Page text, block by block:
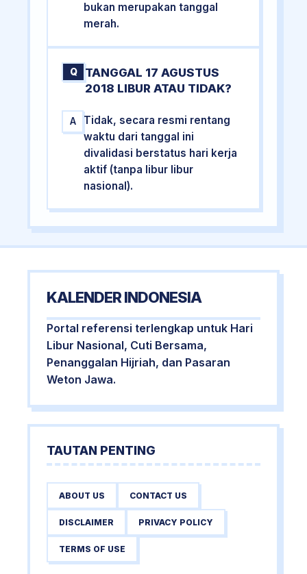
bukan merupakan tanggal
merah.
Q
TANGGAL 17 AGUSTUS
2018 LIBUR ATAU TIDAK?
A
Tidak, secara resmi rentang
waktu dari tanggal ini
divalidasi berstatus hari kerja
aktif (tanpa libur libur
nasional).
KALENDER INDONESIA
Portal referensi terlengkap untuk Hari
Libur Nasional, Cuti Bersama,
Penanggalan Hijriah, dan Pasaran
Weton Jawa.
TAUTAN PENTING
ABOUT US CONTACT US
DISCLAIMER PRIVACY POLICY
TERMS OF USE